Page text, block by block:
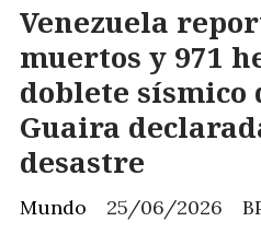
Venezuela
muertos y 971
doblete sísmico
Guaira
desastre
Mundo 25/06/2026